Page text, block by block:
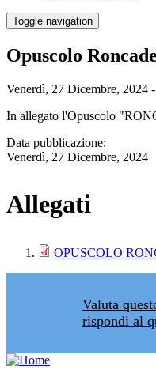
Toggle navigation
Opuscolo
Venerdì, 27 Dicembre, 2024
In allegato l'Opuscolo
Data pubblicazione:
Venerdì, 27 Dicembre, 2024
Allegati
OPUSCOLO
Valuta
rispondi al